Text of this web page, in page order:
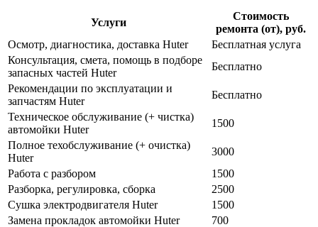
Услуги
Стоимость
ремонта (от), руб.
Осмотр, диагностика, доставка Huter
Бесплатная услуга
Консультация, смета, помощь в подборе
запасных частей Huter
Бесплатно
Рекомендации по эксплуатации и
запчастям Huter
Бесплатно
Техническое обслуживание (+ чистка)
автомойки Huter
1500
Полное техобслуживание (+ очистка)
Huter
3000
Работа с разбором
1500
Разборка, регулировка, сборка
2500
Сушка электродвигателя Huter
1500
Замена прокладок автомойки Huter
700